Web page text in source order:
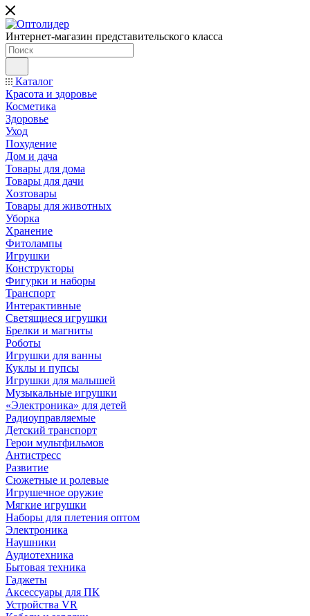
Интернет-магазин представительского класса
Каталог
Красота и здоровье
Косметика
Здоровье
Уход
Похудение
Дом и дача
Товары для дома
Товары для дачи
Хозтовары
Товары для животных
Уборка
Хранение
Фитолампы
Игрушки
Конструкторы
Фигурки и наборы
Транспорт
Интерактивные
Светящиеся игрушки
Брелки и магниты
Роботы
Игрушки для ванны
Куклы и пупсы
Игрушки для малышей
Музыкальные игрушки
«Электроника» для детей
Радиоуправляемые
Детский транспорт
Герои мультфильмов
Антистресс
Развитие
Сюжетные и ролевые
Игрушечное оружие
Мягкие игрушки
Наборы для плетения оптом
Электроника
Наушники
Аудиотехника
Бытовая техника
Гаджеты
Аксессуары для ПК
Устройства VR